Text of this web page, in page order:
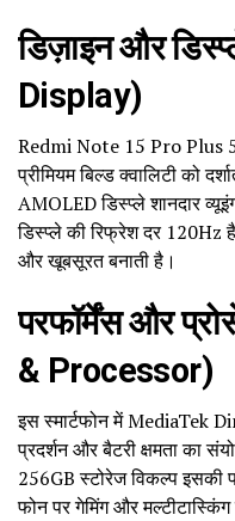
डिज़ाइन और
Display)
Redmi Note 15 Pro Plus
प्रीमियम बिल्ड क्वालिटी को
AMOLED डिस्प्ले शानदार
डिस्प्ले की रिफ्रेश दर 120Hz
और खूबसूरत बनाती है।
परफॉर्मेंस और
& Processor)
इस स्मार्टफोन में MediaTek
प्रदर्शन और बैटरी क्षमता का
256GB स्टोरेज विकल्प इसकी
फोन पर गेमिंग और